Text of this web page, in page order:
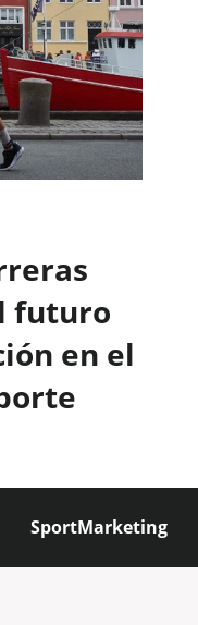
futuro
en el
SportMarketing